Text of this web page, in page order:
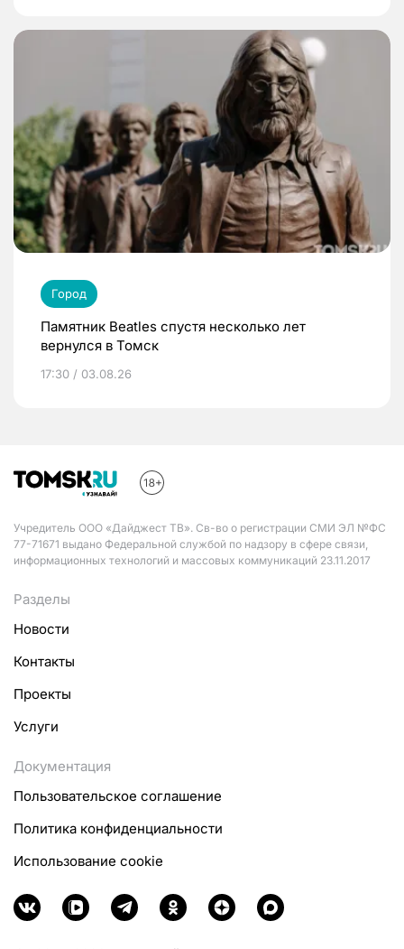
Город
Памятник Beatles спустя несколько лет
вернулся в Томск
17:30 / 03.08.26
Учредитель ООО «Дайджест ТВ». Св-во о регистрации СМИ ЭЛ №ФС
77-71671 выдано Федеральной службой по надзору в сфере связи,
информационных технологий и массовых коммуникаций 23.11.2017
Разделы
Новости
Контакты
Проекты
Услуги
Документация
Пользовательское соглашение
Политика конфиденциальности
Использование cookie